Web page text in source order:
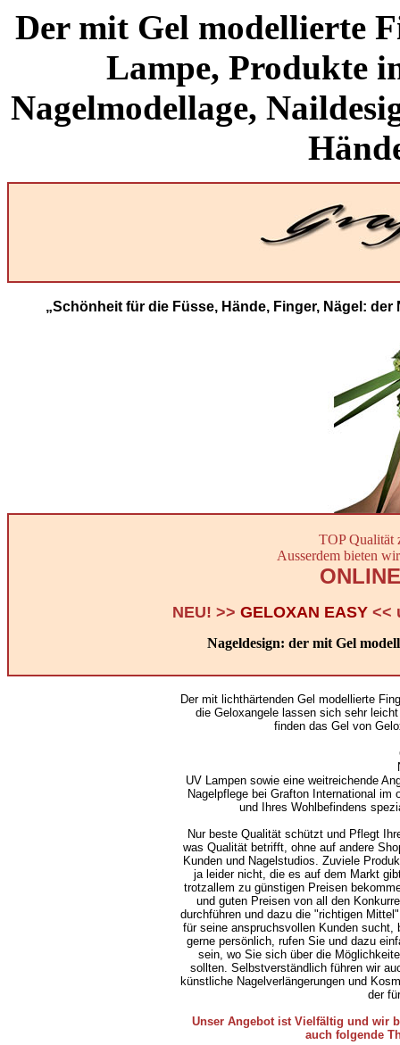
Der mit Gel modellierte
Lampe, Produkte
Nagelmodellage,
„Schönheit für die Füsse, Hände, Finger, Nägel:
TOP Qualität
Ausserdem bieten
NEU! >> GELOXAN EASY <<
Nageldesign: der mit Gel
Der mit lichthärtenden Gel modellierte
die Geloxangele lassen sich sehr
finden das Gel von
UV Lampen sowie eine weitreichende
Nagelpflege bei Grafton International
und Ihres Wohlbefindens
Nur beste Qualität schützt und Pflegt
was Qualität betrifft, ohne auf andere
Kunden und Nagelstudios. Zuviele
ja leider nicht, die es auf dem Markt
trotzallem zu günstigen Preisen
und guten Preisen von all den
durchführen und dazu die "richtigen
für seine anspruchsvollen Kunden
gerne persönlich, rufen Sie und dazu
sein, wo Sie sich über die
sollten. Selbstverständlich führen wir
künstliche Nagelverlängerungen und
der
Unser Angebot ist Vielfältig und wir
auch folgende